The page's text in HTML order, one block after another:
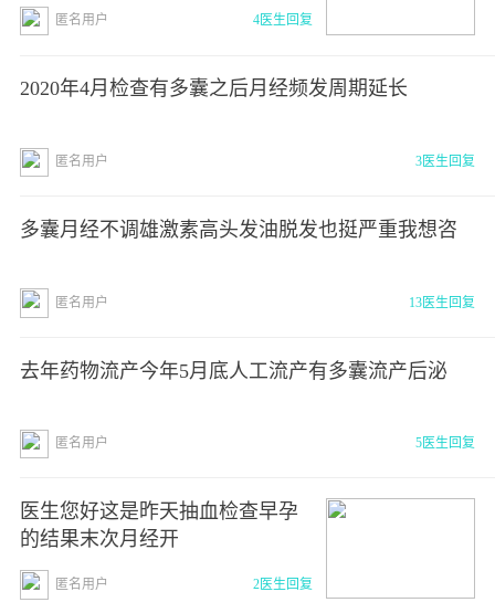
匿名用户 4医生回复
2020年4月检查有多囊之后月经频发周期延长
匿名用户 3医生回复
多囊月经不调雄激素高头发油脱发也挺严重我想咨
匿名用户 13医生回复
去年药物流产今年5月底人工流产有多囊流产后泌
匿名用户 5医生回复
医生您好这是昨天抽血检查早孕
的结果末次月经开
匿名用户 2医生回复